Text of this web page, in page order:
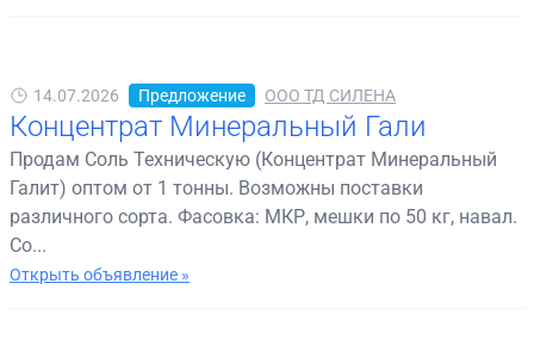
14.07.2026 Предложение ООО ТД СИЛЕНА
Концентрат Минеральный Гали
Продам Соль Техническую (Концентрат Минеральный
Галит) оптом от 1 тонны. Возможны поставки
различного сорта. Фасовка: МКР, мешки по 50 кг, навал.
Со...
Открыть объявление »